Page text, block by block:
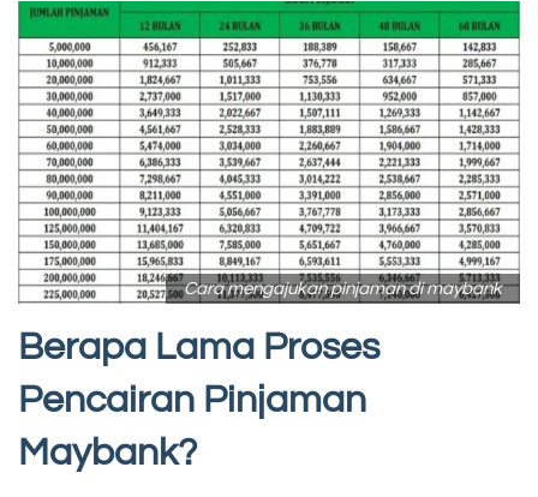
Cara mengajukan pinjaman di maybank
Berapa Lama Proses
Pencairan Pinjaman
Maybank?